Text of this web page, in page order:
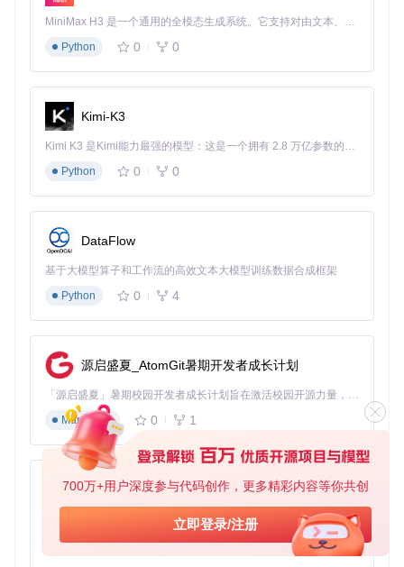
700万+用户深度参与代码创作，更多精彩内容等你共创
立即登录/注册
典型应用场景：解决实际工作需求
产品经理可使用甘特图规划项目里程碑：
gantt
    title 产品开发周期
    section 设计阶段
    需求分析       :a1, 2023-01-01, 14d
    UI设计         :after a1, 7d
    section 开发阶段
    前端开发       :2023-01-22, 21d
通过清晰的时间线展示，团队成员可直观了解项目进度和任务
开发人员可使用流程图描述系统组件关系：
graph TD
    Client[用户设备] --> LoadBalancer[负载均衡]
    LoadBalancer --> AppServer[应用服务器]
    AppServer --> Database[(数据库)]
这种可视化方式比纯文字描述更易理解系统架构，特别适合新
人上手和跨团队沟通。
MiniMax H3 是一个通用的全模态生成系统。它支持对由文本、图像、视频和音频组成的多模态上下文进行统一理解，并能生成分辨率高达 2K、时长可达 15 秒的带原生立体声音频的视频。得益于面向任务泛化的系统设计，H3 在预训练阶段就已具备广泛的多模态上下文理解与生成能力，能够出色地执行复杂的多模态指令。
Python
0 0
Kimi-K3
Kimi K3 是Kimi能力最强的模型：这是一个拥有 2.8 万亿参数的混合专家（MoE）模型，具备原生视觉理解能力，并支持 100 万 token 的上下文窗口。
Python
0 0
DataFlow
基于大模型算子和工作流的高效文本大模型训练数据合成框架
Python
0 4
源启盛夏_AtomGit暑期开发者成长计划
「源启盛夏」暑期校园开发者成长计划旨在激活校园开源力量，通过积分激励、认证扶持、资源倾斜等形式，引导高校组织和开发者完成「入驻 — 建项目 — 做贡献 — 获认证 — 得资源」的完整闭环。无论你是想带领社团入驻平台的组织者，还是希望用代码贡献证明自己的开发者，都能在这里找到属于你的成长路径。
Markdown
0 1
py-xiaozhi
基于Python的Xiaozhi AI，适用于想要完整Xiaozhi体验而无需拥有专用硬件的用户。
Python
0 1